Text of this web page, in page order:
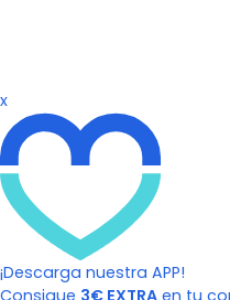
x
¡Descarga nuestra APP!